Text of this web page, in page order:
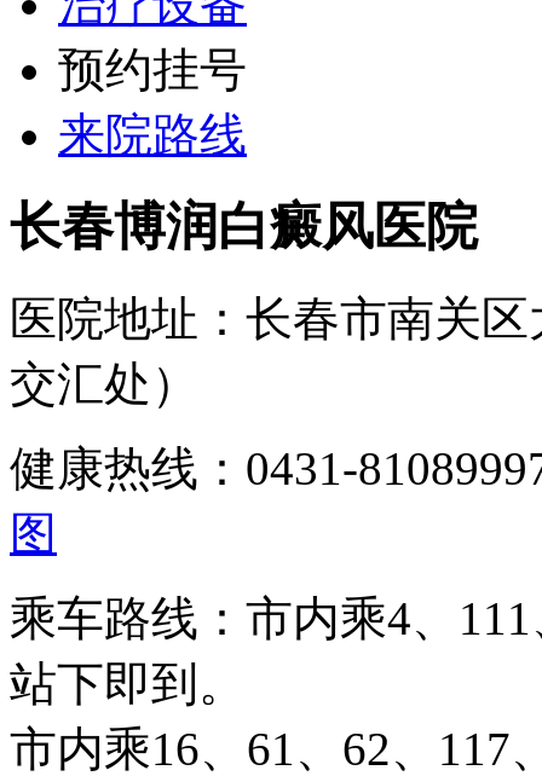
预约挂号
来院路线
长春博润白癜风医院
医院地址：长春市南关
交汇处）
健康热线：0431-
图
乘车路线：市内乘4、
站下即到。
市内乘16、61、62、117